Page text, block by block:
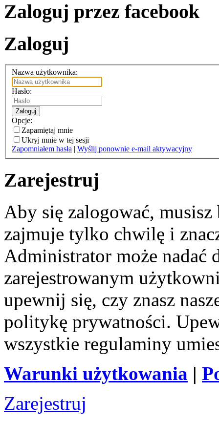
Zaloguj przez facebook
Zaloguj
Nazwa użytkownika:
Hasło:
Zaloguj
Opcje:
Zapamiętaj mnie
Ukryj mnie w tej sesji
Zapomniałem hasła | Wyślij ponownie e-mail aktywacyjny
Zarejestruj
Aby się zalogować,
zajmuje tylko chwilę i
Administrator może nadać
zarejestrowanym
upewnij się, czy znasz
politykę prywatności.
wszystkie regulaminy
Warunki użytkowania |
Zarejestruj